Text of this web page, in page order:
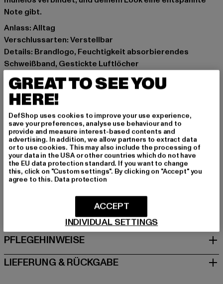
Note gibt.
Anlass: Alltag
Verschlussarten: Verstellbar
Details: Brandlogo, Feuchtigkeit absorbierendes
Schweißband, Gestickte Luftlöcher
Marke: Another Cotton Lab
Kat.: Snapback
Farbe: blau
Hersteller Farbe: blue
Materialzusammensetzung: 100% Baumwolle
Art.Nr: PD00008510-00064
Hersteller: Urban Styles Agency GmbH & Co. KG |
agentur@urbanstylesagency.com
Schanzenstraße 41 | 51063 Köln | DE
GRÖSSE & PASSFORM
PFLEGEHINWEISE
LIEFERUNG & RÜCKGABE
GREAT TO SEE YOU
HERE!
DefShop uses cookies to improve your use experience,
save your preferences, analyse use behaviour and to
provide and measure interest-based contents and
advertising. In addition, we allow partners to extract data
or to use cookies. This may also include the processing of
your data in the USA or other countries which do not have
the EU data protection standard. If you want to change
this, click on "Custom settings". By clicking on "Accept" you
agree to this. Data protection
INDIVIDUAL SETTINGS
ACCEPT